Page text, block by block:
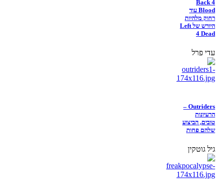
Back 4
Blood עוד
רחוק מלהיות
היורש של Left
4 Dead
עדי פרל
Outriders –
הרעיונות
טובים, הביצוע
שלהם פחות
גיל גוטקין